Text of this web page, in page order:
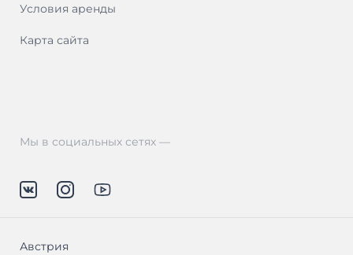
Условия аренды
Карта сайта
Мы в социальных сетях —
Австрия